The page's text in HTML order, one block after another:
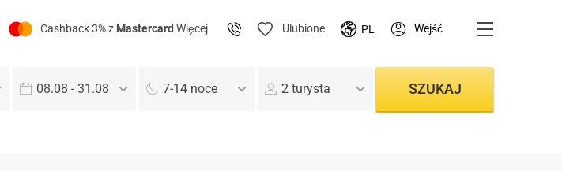
Cashback 3% z Mastercard Więcej Ulubione PL Wejść
08.08 - 31.08 7-14 noce 2 turysta SZUKAJ